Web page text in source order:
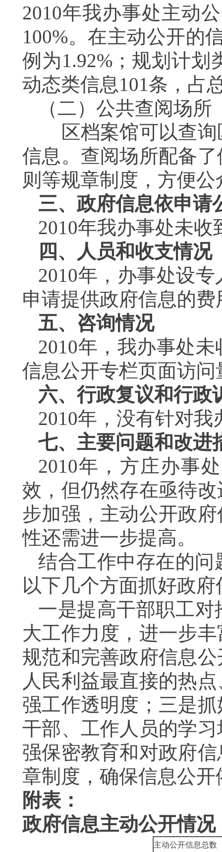
2010年我办事处主动
100%。在主动公开的
例为1.92%；规划计划
动态类信息101条，占
（二）公共查阅场所
区档案馆可以查询
信息。查阅场所配备
则等规章制度，方便
三、政府信息依申请
2010年我办事处未
四、人员和收支情况
2010年，办事处设
申请提供政府信息的
五、咨询情况
2010年，我办事处
信息公开专栏页面访问
六、行政复议和行政
2010年，没有针对
七、主要问题和改进
2010年，方庄办事
效，但仍然存在亟待
步加强，主动公开政
性还需进一步提高。
结合工作中存在的问
以下几个方面抓好政
一是提高干部职工
大工作力度，进一步
规范和完善政府信息
人民利益最直接的热
强工作透明度；三是
干部、工作人员的学
强保密教育和对政府
章制度，确保信息公
附表：
政府信息主动公开情况
主动公开信息总数